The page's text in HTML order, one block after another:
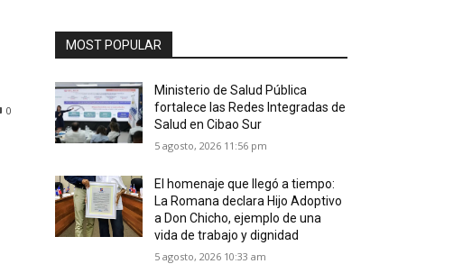
0
MOST POPULAR
Ministerio de Salud Pública
fortalece las Redes Integradas de
Salud en Cibao Sur
5 agosto, 2026 11:56 pm
El homenaje que llegó a tiempo:
La Romana declara Hijo Adoptivo
a Don Chicho, ejemplo de una
vida de trabajo y dignidad
5 agosto, 2026 10:33 am